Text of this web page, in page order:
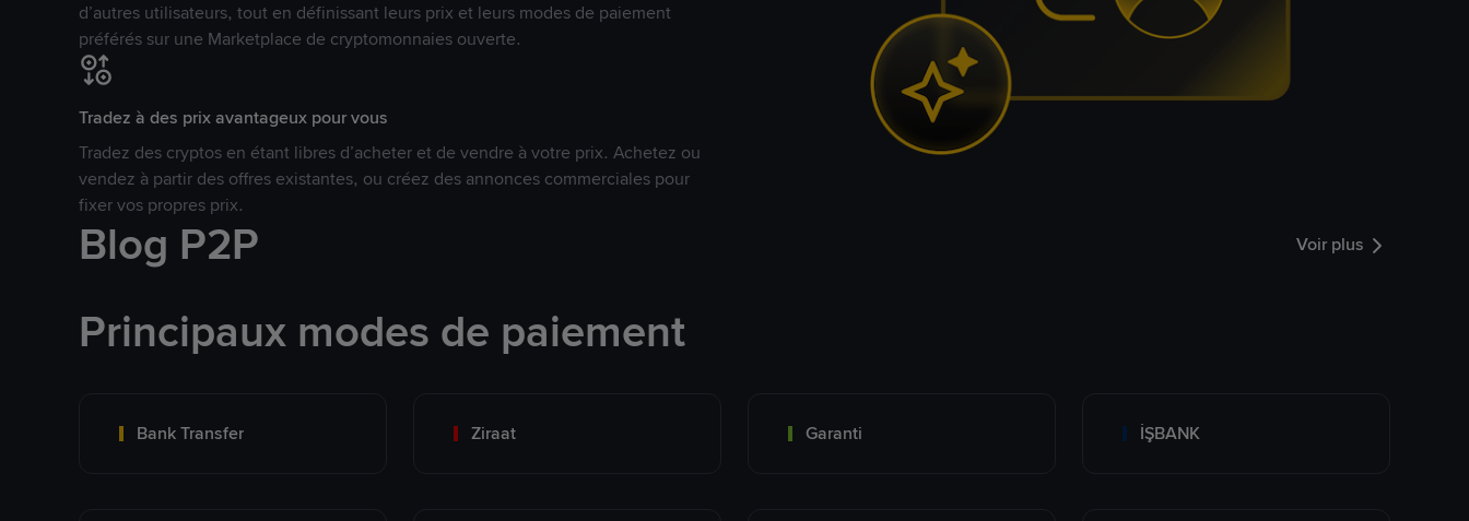
d’autres utilisateurs, tout en définissant leurs prix et leurs modes de paiement
préférés sur une Marketplace de cryptomonnaies ouverte.
Tradez à des prix avantageux pour vous
Tradez des cryptos en étant libres d’acheter et de vendre à votre prix. Achetez ou
vendez à partir des offres existantes, ou créez des annonces commerciales pour
fixer vos propres prix.
Blog P2P Voir plus
Principaux modes de paiement
Bank Transfer Ziraat Garanti İŞBANK